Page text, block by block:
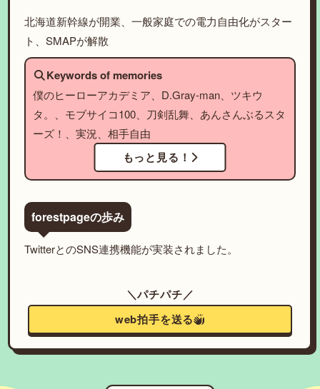
北海道新幹線が開業、一般家庭での電力自由化がスター
ト、SMAPが解散
Keywords of memories
僕のヒーローアカデミア、D.Gray-man、ツキウ
タ。、モブサイコ100、刀剣乱舞、あんさんぶるスタ
ーズ！、実況、相手自由
もっと見る！
forestpageの歩み
TwitterとのSNS連携機能が実装されました。
＼パチパチ／
web拍手を送る